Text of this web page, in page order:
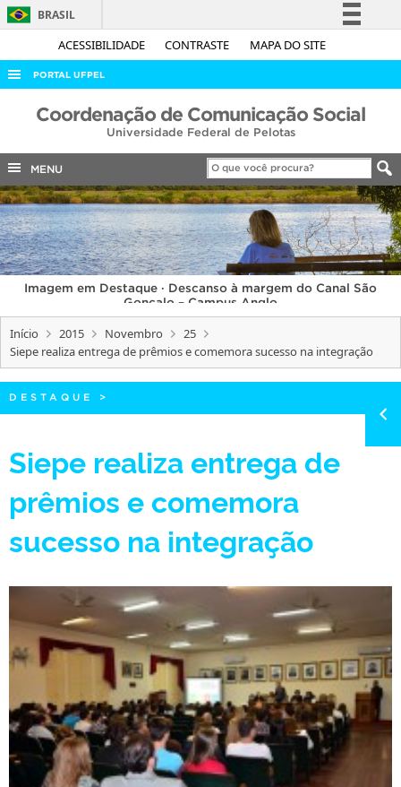
ACESSIBILIDADE CONTRASTE MAPA DO SITE
BRASIL
Simplifique!
Acesso à informação
Legislação
Canais
PORTAL UFPEL
ACESSO À INFORMAÇÃO
COBALTO
CONCURSOS
EDITAIS
INTERNACIONAL
OUVIDORIA
PORTARIAS
TELEFONES
Coordenação de Comunicação Social
Universidade Federal de Pelotas
MENU
Imagem em Destaque · Descanso à margem do Canal São
Gonçalo – Campus Anglo
Início 2015 Novembro
25
Siepe realiza entrega de prêmios e comemora sucesso na integração
DESTAQUE >
Siepe realiza entrega de
prêmios e comemora
sucesso na integração